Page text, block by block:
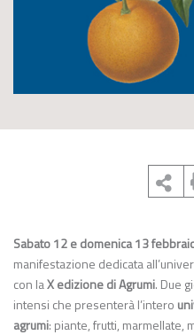
Sabato 12 e domenica 13
manifestazione dedicata
con laX edizione di Agrumi. Due
intensi che presenterà l’intero
agrumi: piante, frutti, marmellate,